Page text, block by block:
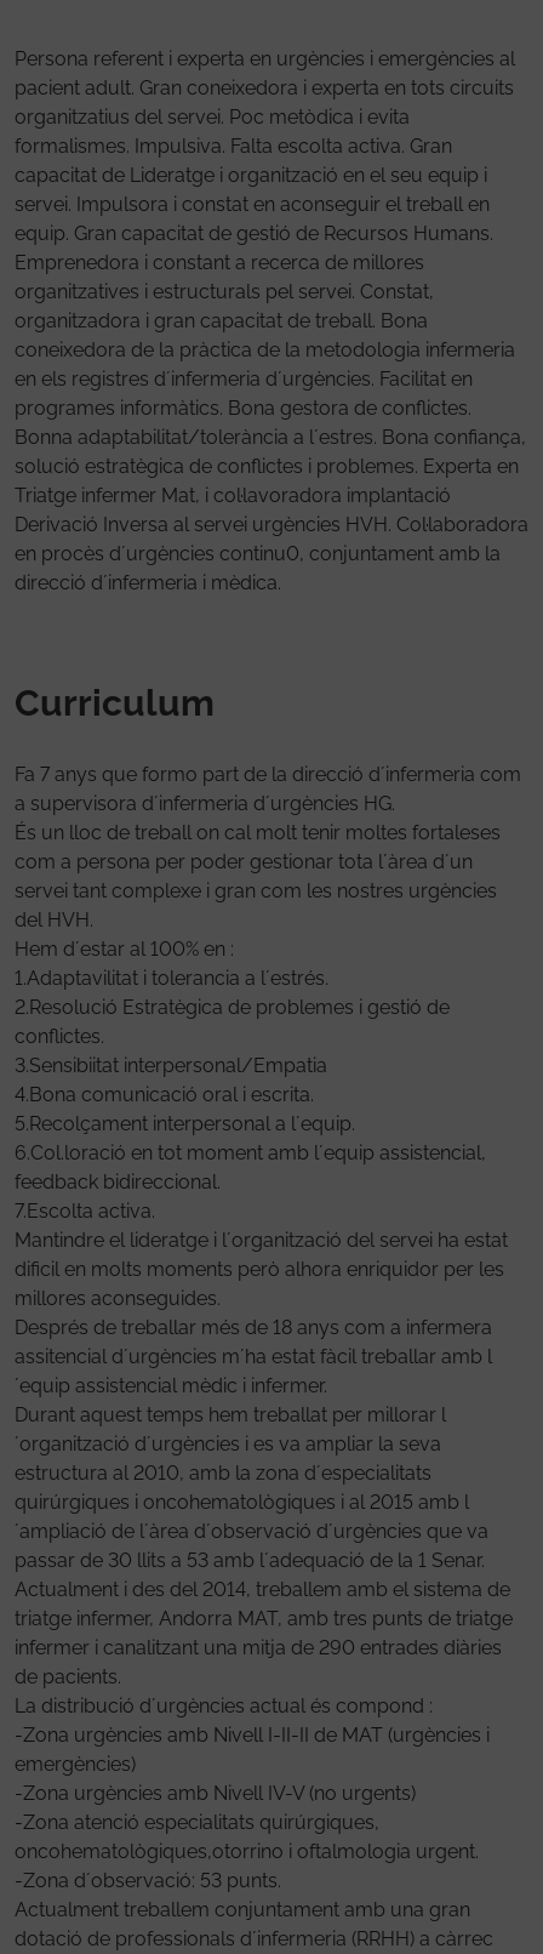
Persona referent i experta en urgències i emergències al
pacient adult. Gran coneixedora i experta en tots circuits
organitzatius del servei. Poc metòdica i evita
formalismes. Impulsiva. Falta escolta activa. Gran
capacitat de Lideratge i organització en el seu equip i
servei. Impulsora i constat en aconseguir el treball en
equip. Gran capacitat de gestió de Recursos Humans.
Emprenedora i constant a recerca de millores
organitzatives i estructurals pel servei. Constat,
organitzadora i gran capacitat de treball. Bona
coneixedora de la pràctica de la metodologia infermeria
en els registres d´infermeria d´urgències. Facilitat en
programes informàtics. Bona gestora de conflictes.
Bonna adaptabilitat/tolerància a l´estres. Bona confiança,
solució estratègica de conflictes i problemes. Experta en
Triatge infermer Mat, i col·lavoradora implantació
Derivació Inversa al servei urgències HVH. Col·laboradora
en procès d´urgències continu0, conjuntament amb la
direcció d´infermeria i mèdica.
Curriculum
Fa 7 anys que formo part de la direcció d´infermeria com
a supervisora d´infermeria d´urgències HG.
És un lloc de treball on cal molt tenir moltes fortaleses
com a persona per poder gestionar tota l´àrea d´un
servei tant complexe i gran com les nostres urgències
del HVH.
Hem d´estar al 100% en :
1.Adaptavilitat i tolerancia a l´estrés.
2.Resolució Estratègica de problemes i gestió de
conflictes.
3.Sensibiitat interpersonal/Empatia
4.Bona comunicació oral i escrita.
5.Recolçament interpersonal a l´equip.
6.Col.loració en tot moment amb l´equip assistencial,
feedback bidireccional.
7.Escolta activa.
Mantindre el lideratge i l´organització del servei ha estat
dificil en molts moments però alhora enriquidor per les
millores aconseguides.
Després de treballar més de 18 anys com a infermera
assitencial d´urgències m´ha estat fàcil treballar amb l
´equip assistencial mèdic i infermer.
Durant aquest temps hem treballat per millorar l
´organització d´urgències i es va ampliar la seva
estructura al 2010, amb la zona d´especialitats
quirúrgiques i oncohematològiques i al 2015 amb l
´ampliació de l´àrea d´observació d´urgències que va
passar de 30 llits a 53 amb l´adequació de la 1 Senar.
Actualment i des del 2014, treballem amb el sistema de
triatge infermer, Andorra MAT, amb tres punts de triatge
infermer i canalitzant una mitja de 290 entrades diàries
de pacients.
La distribució d´urgències actual és compond :
-Zona urgències amb Nivell I-II-II de MAT (urgències i
emergències)
-Zona urgències amb Nivell IV-V (no urgents)
-Zona atenció especialitats quirúrgiques,
oncohematològiques,otorrino i oftalmologia urgent.
-Zona d´observació: 53 punts.
Actualment treballem conjuntament amb una gran
dotació de professionals d´infermeria (RRHH) a càrrec